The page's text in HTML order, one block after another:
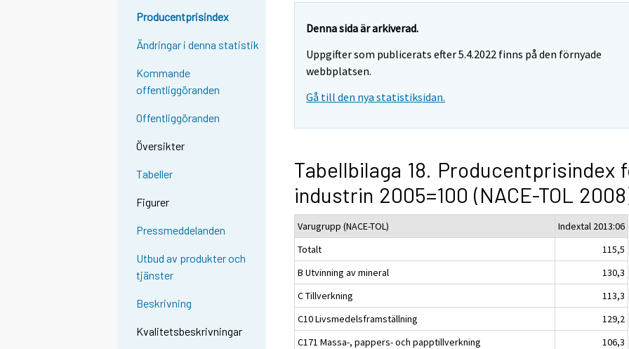
Producentprisindex
Ändringar i denna statistik
Kommande
offentliggöranden
Offentliggöranden
Översikter
Tabeller
Figurer
Pressmeddelanden
Utbud av produkter och
tjänster
Beskrivning
Kvalitetsbeskrivningar
Denna sida är arkiverad.
Uppgifter som publicerats efter 5.4.2022 finns på den förnyade
webbplatsen.
Gå till den nya statistiksidan.
Tabellbilaga 18. Producentprisindex
industrin 2005=100 (NACE-TOL
Varugrupp (NACE-TOL)
Indextal 2013:06
Totalt
115,5
B Utvinning av mineral
130,3
C Tillverkning
113,3
C10 Livsmedelsframställning
129,2
C171 Massa-, pappers- och papptillverkning
106,3